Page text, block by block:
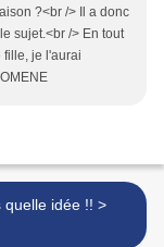
?<br /> Il a donc
sujet.<br /> En tout
fille, je l'aurai
Mais quelle idée !! >